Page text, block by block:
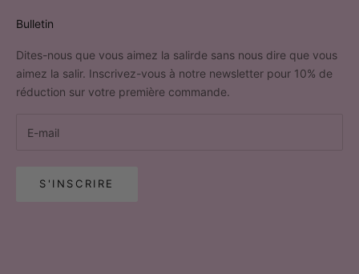
Bulletin
Dites-nous que vous aimez la salirde sans nous dire que vous
aimez la salir. Inscrivez-vous à notre newsletter pour 10% de
réduction sur votre première commande.
S'INSCRIRE